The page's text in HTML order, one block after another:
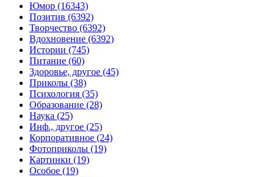
Юмор (16343)
Позитив (6392)
Творчество (6392)
Вдохновение (6392)
Истории (745)
Питание (60)
Здоровье, другое (45)
Приколы (38)
Психология (35)
Образование (28)
Наука (25)
Инф., другое (25)
Корпоративное (24)
Фотоприколы (19)
Картинки (19)
Особое (19)